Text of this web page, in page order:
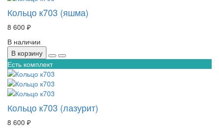
Кольцо к703 (яшма)
8 600 ₽
В наличии
В корзину
Есть комплект
Кольцо к703 (лазурит)
8 600 ₽